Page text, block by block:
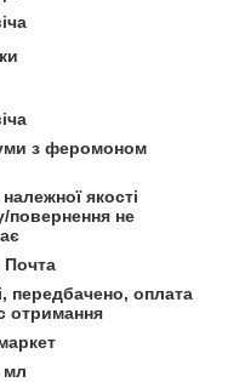
з феромоном
якості
повернення не
Почта
передбачено, оплата
отримання
мл